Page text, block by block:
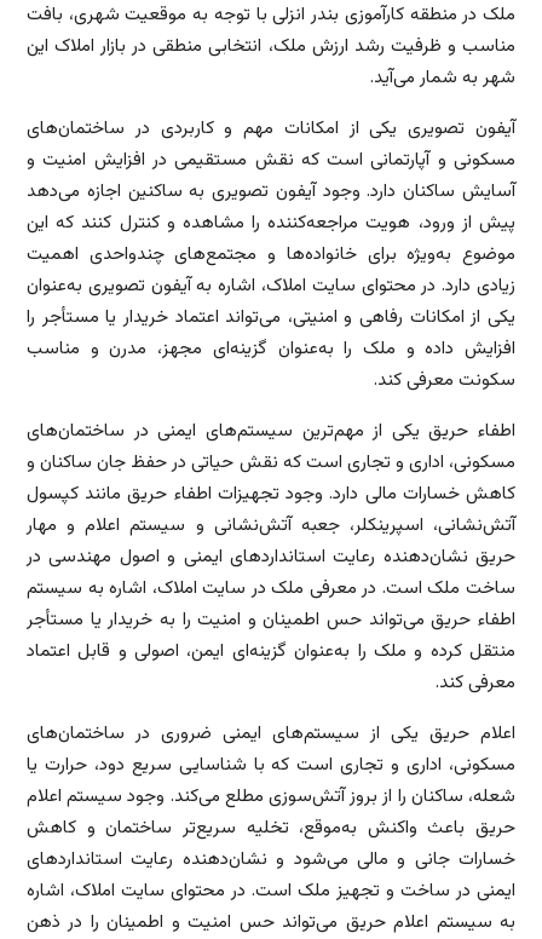
ملک در منطقه کارآموزی بندر انزلی با توجه به موقعیت شهری، بافت
مناسب و ظرفیت رشد ارزش ملک، انتخابی منطقی در بازار املاک این
شهر به شمار می‌آید.
آیفون تصویری یکی از امکانات مهم و کاربردی در ساختمان‌های
مسکونی و آپارتمانی است که نقش مستقیمی در افزایش امنیت و
آسایش ساکنان دارد. وجود آیفون تصویری به ساکنین اجازه می‌دهد
پیش از ورود، هویت مراجعه‌کننده را مشاهده و کنترل کنند که این
موضوع به‌ویژه برای خانواده‌ها و مجتمع‌های چندواحدی اهمیت
زیادی دارد. در محتوای سایت املاک، اشاره به آیفون تصویری به‌عنوان
یکی از امکانات رفاهی و امنیتی، می‌تواند اعتماد خریدار یا مستأجر را
افزایش داده و ملک را به‌عنوان گزینه‌ای مجهز، مدرن و مناسب
سکونت معرفی کند.
اطفاء حریق یکی از مهم‌ترین سیستم‌های ایمنی در ساختمان‌های
مسکونی، اداری و تجاری است که نقش حیاتی در حفظ جان ساکنان و
کاهش خسارات مالی دارد. وجود تجهیزات اطفاء حریق مانند کپسول
آتش‌نشانی، اسپرینکلر، جعبه آتش‌نشانی و سیستم اعلام و مهار
حریق نشان‌دهنده رعایت استانداردهای ایمنی و اصول مهندسی در
ساخت ملک است. در معرفی ملک در سایت املاک، اشاره به سیستم
اطفاء حریق می‌تواند حس اطمینان و امنیت را به خریدار یا مستأجر
منتقل کرده و ملک را به‌عنوان گزینه‌ای ایمن، اصولی و قابل اعتماد
معرفی کند.
اعلام حریق یکی از سیستم‌های ایمنی ضروری در ساختمان‌های
مسکونی، اداری و تجاری است که با شناسایی سریع دود، حرارت یا
شعله، ساکنان را از بروز آتش‌سوزی مطلع می‌کند. وجود سیستم اعلام
حریق باعث واکنش به‌موقع، تخلیه سریع‌تر ساختمان و کاهش
خسارات جانی و مالی می‌شود و نشان‌دهنده رعایت استانداردهای
ایمنی در ساخت و تجهیز ملک است. در محتوای سایت املاک، اشاره
به سیستم اعلام حریق می‌تواند حس امنیت و اطمینان را در ذهن